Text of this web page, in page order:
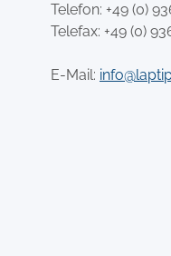
Telefon: +49 (0)
Telefax: +49 (0)
E-Mail: